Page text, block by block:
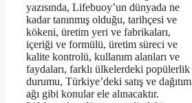
yazısında, Lifebuoy’un dünyada ne
kadar tanınmış olduğu, tarihçesi ve
kökeni, üretim yeri ve fabrikaları,
içeriği ve formülü, üretim süreci ve
kalite kontrolü, kullanım alanları ve
faydaları, farklı ülkelerdeki popülerlik
durumu, Türkiye’deki satış ve dağıtım
ağı gibi konular ele alınacaktır.